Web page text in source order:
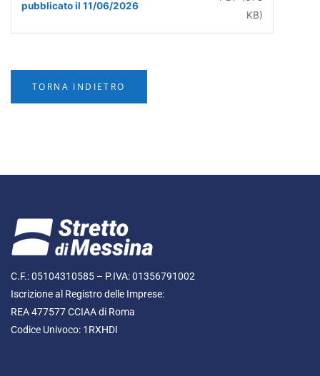
pubblicato il 11/06/2026
KB)
TORNA INDIETRO
C.F.: 05104310585 – P.IVA: 01356791002
Iscrizione al Registro delle Imprese:
REA 477577 CCIAA di Roma
Codice Univoco: 1RXHDI